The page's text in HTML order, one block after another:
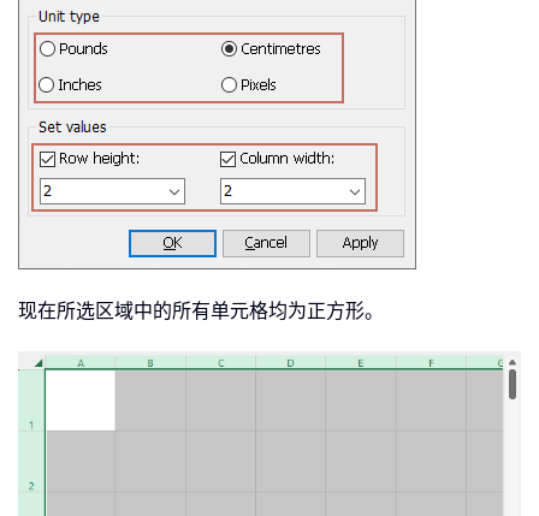
现在所选区域中的所有单元格均为正方形。